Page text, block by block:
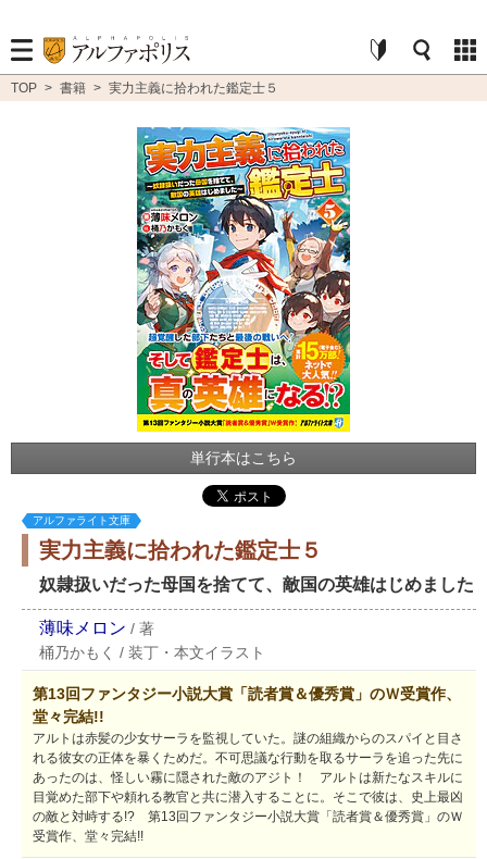
TOP > 書籍 > 実力主義に拾われた鑑定士５
単行本はこちら
アルファライト文庫
実力主義に拾われた鑑定士５
奴隷扱いだった母国を捨てて、敵国の英雄はじめました
薄味メロン / 著
桶乃かもく / 装丁・本文イラスト
第13回ファンタジー小説大賞「読者賞＆優秀賞」のＷ受賞作、
堂々完結!!
アルトは赤髪の少女サーラを監視していた。謎の組織からのスパイと目さ
れる彼女の正体を暴くためだ。不可思議な行動を取るサーラを追った先に
あったのは、怪しい霧に隠された敵のアジト！ アルトは新たなスキルに
目覚めた部下や頼れる教官と共に潜入することに。そこで彼は、史上最凶
の敵と対峙する!? 第13回ファンタジー小説大賞「読者賞＆優秀賞」のＷ
受賞作、堂々完結!!